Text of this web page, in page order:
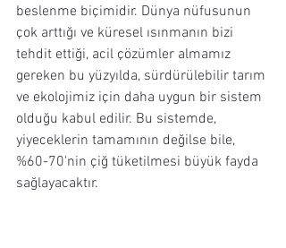
beslenme biçimidir. Dünya nüfusunun
çok arttığı ve küresel ısınmanın bizi
tehdit ettiği, acil çözümler almamız
gereken bu yüzyılda, sürdürülebilir tarım
ve ekolojimiz için daha uygun bir sistem
olduğu kabul edilir. Bu sistemde,
yiyeceklerin tamamının değilse bile,
%60-70'nin çiğ tüketilmesi büyük fayda
sağlayacaktır.